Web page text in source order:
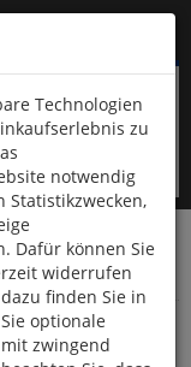
Technologien
zu
notwendig
Dafür können Sie
widerrufen
finden Sie in
optionale
zwingend